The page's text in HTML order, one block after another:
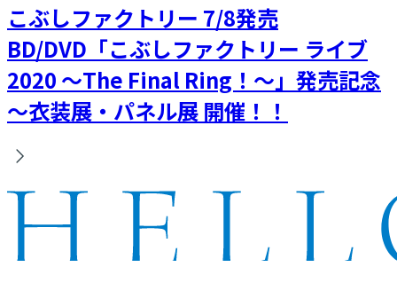
こぶしファクトリー 7/8発売
BD/DVD「こぶしファクトリー ライブ
2020 ～The Final Ring！～」発売記念
～衣装展・パネル展 開催！！